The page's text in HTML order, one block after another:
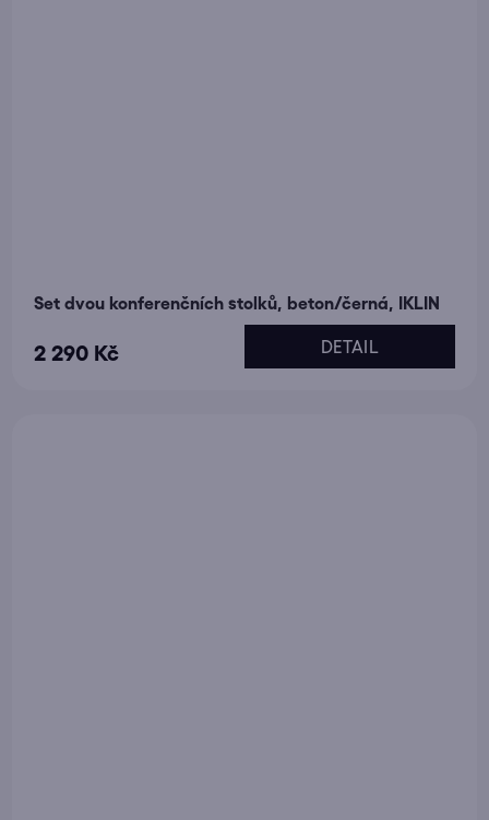
Set dvou konferenčních stolků, beton/černá, IKLIN
2 290 Kč DETAIL